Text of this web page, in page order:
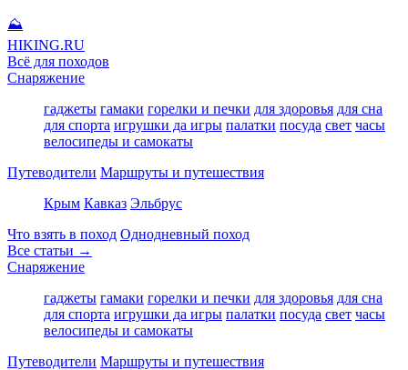
⛰
HIKING.RU
Всё для походов
Снаряжение
гаджеты гамаки горелки и печки для здоровья для сна
для спорта игрушки да игры палатки посуда свет часы
велосипеды и самокаты
Путеводители Маршруты и путешествия
Крым Кавказ Эльбрус
Что взять в поход Однодневный поход
Все статьи →
Снаряжение
гаджеты гамаки горелки и печки для здоровья для сна
для спорта игрушки да игры палатки посуда свет часы
велосипеды и самокаты
Путеводители Маршруты и путешествия